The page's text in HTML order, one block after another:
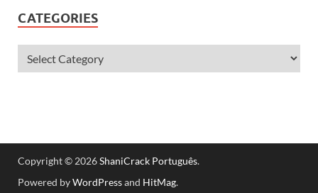
CATEGORIES
Copyright © 2026ShaniCrack Português.
Powered byWordPressand HitMag.